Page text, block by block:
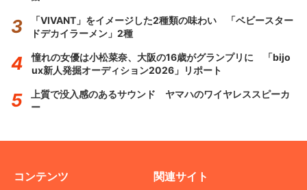
「VIVANT」をイメージした2種類の味わい 「ベビースター
ドデカイラーメン」2種
憧れの女優は小松菜奈、大阪の16歳がグランプリに 「bijo
ux新人発掘オーディション2026」リポート
上質で没入感のあるサウンド ヤマハのワイヤレススピーカ
ー
コンテンツ 関連サイト